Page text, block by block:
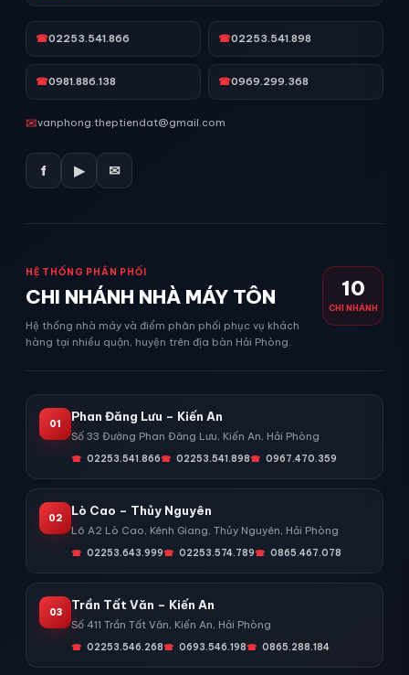
☎02253.541.866 ☎02253.541.898
☎0981.886.138 ☎0969.299.368
✉vanphong.theptiendat@gmail.com
f ▶ ✉
HỆ THỐNG PHÂN PHỐI
CHI NHÁNH NHÀ MÁY TÔN
Hệ thống nhà máy và điểm phân phối phục vụ khách
hàng tại nhiều quận, huyện trên địa bàn Hải Phòng.
10
CHI NHÁNH
01
Phan Đăng Lưu – Kiến An
Số 33 Đường Phan Đăng Lưu, Kiến An, Hải Phòng
02253.541.866 02253.541.898 0967.470.359
02
Lò Cao – Thủy Nguyên
Lô A2 Lò Cao, Kênh Giang, Thủy Nguyên, Hải Phòng
02253.643.999 02253.574.789 0865.467.078
03
Trần Tất Văn – Kiến An
Số 411 Trần Tất Văn, Kiến An, Hải Phòng
02253.546.268 0693.546.198 0865.288.184